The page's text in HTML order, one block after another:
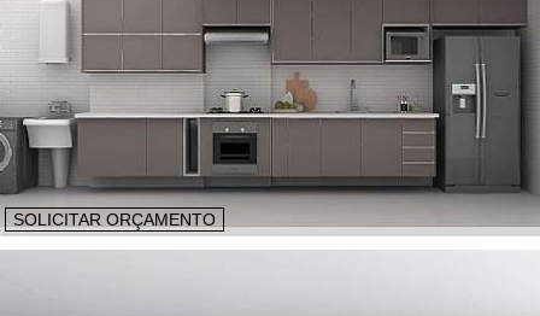
SOLICITAR ORÇAMENTO